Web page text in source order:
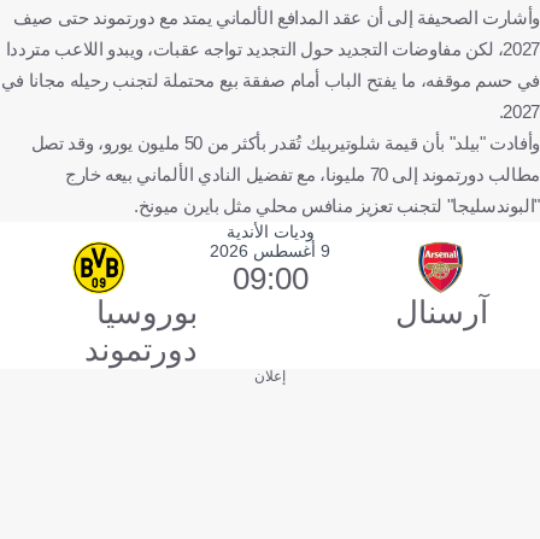
وأشارت الصحيفة إلى أن عقد المدافع الألماني يمتد مع دورتموند حتى صيف
2027، لكن مفاوضات التجديد حول التجديد تواجه عقبات، ويبدو اللاعب مترددا
في حسم موقفه، ما يفتح الباب أمام صفقة بيع محتملة لتجنب رحيله مجانا في
2027.
وأفادت "بيلد" بأن قيمة شلوتيربيك تُقدر بأكثر من 50 مليون يورو، وقد تصل
مطالب دورتموند إلى 70 مليونا، مع تفضيل النادي الألماني بيعه خارج
"البوندسليجا" لتجنب تعزيز منافس محلي مثل بايرن ميونخ.
وديات الأندية
آرسنال
9 أغسطس 2026
09:00
بوروسيا
دورتموند
إعلان